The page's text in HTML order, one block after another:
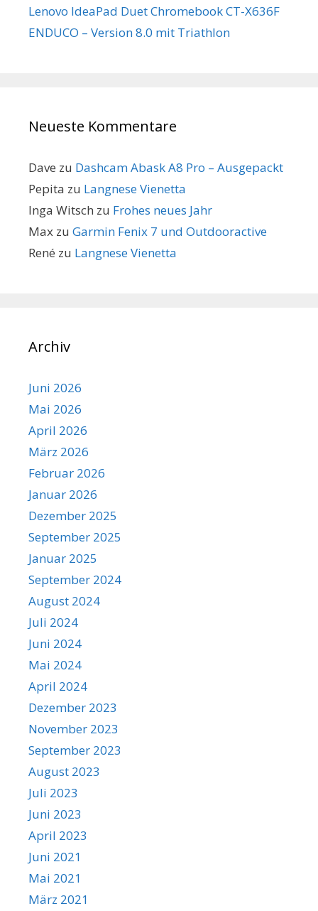
Lenovo IdeaPad Duet Chromebook CT-X636F
ENDUCO – Version 8.0 mit Triathlon
Neueste Kommentare
Dave zu Dashcam Abask A8 Pro – Ausgepackt
Pepita zu Langnese Vienetta
Inga Witsch zu Frohes neues Jahr
Max zu Garmin Fenix 7 und Outdooractive
René zu Langnese Vienetta
Archiv
Juni 2026
Mai 2026
April 2026
März 2026
Februar 2026
Januar 2026
Dezember 2025
September 2025
Januar 2025
September 2024
August 2024
Juli 2024
Juni 2024
Mai 2024
April 2024
Dezember 2023
November 2023
September 2023
August 2023
Juli 2023
Juni 2023
April 2023
Juni 2021
Mai 2021
März 2021